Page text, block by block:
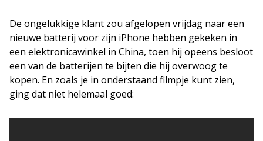
De ongelukkige klant zou afgelopen vrijdag naar een
nieuwe batterij voor zijn iPhone hebben gekeken in
een elektronicawinkel in China, toen hij opeens besloot
een van de batterijen te bijten die hij overwoog te
kopen. En zoals je in onderstaand filmpje kunt zien,
ging dat niet helemaal goed: